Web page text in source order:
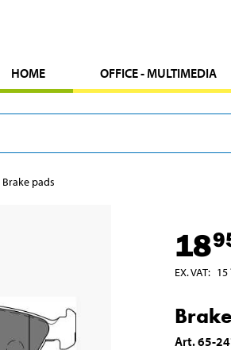
HOME OFFICE - MULTIMEDIA
Brake pads
18
EX. VAT: 15
Art.65-